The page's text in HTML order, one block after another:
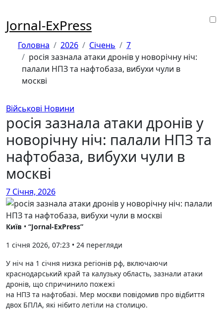
контенту
Jornal-ExPress
Головна 2026 Січень
7
росія зазнала атаки дронів у новорічну ніч:
палали НПЗ та нафтобаза, вибухи чули в
москві
Військові Новини
росія зазнала атаки дронів у
новорічну ніч: палали НПЗ та
нафтобаза, вибухи чули в
москві
7 Січня, 2026
Київ • “Jornal-ExPress”
1 січня 2026, 07:23 • 24 перегляди
У ніч на 1 січня низка регіонів рф, включаючи
краснодарський край та калузьку область, зазнали атаки
дронів, що спричинило пожежі
на НПЗ та нафтобазі. Мер москви повідомив про відбиття
двох БПЛА, які нібито летіли на столицю.